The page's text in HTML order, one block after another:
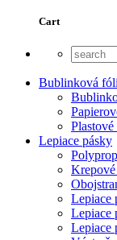
Cart
Bublinková
Lepiace pásky
Lepiace
Lepiace
Lepiace